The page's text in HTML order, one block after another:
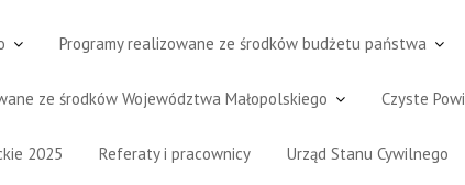
Programy realizowane ze środków budżetu państwa
ze środków Województwa Małopolskiego Czyste
2025 Referaty i pracownicy Urząd Stanu Cywilnego